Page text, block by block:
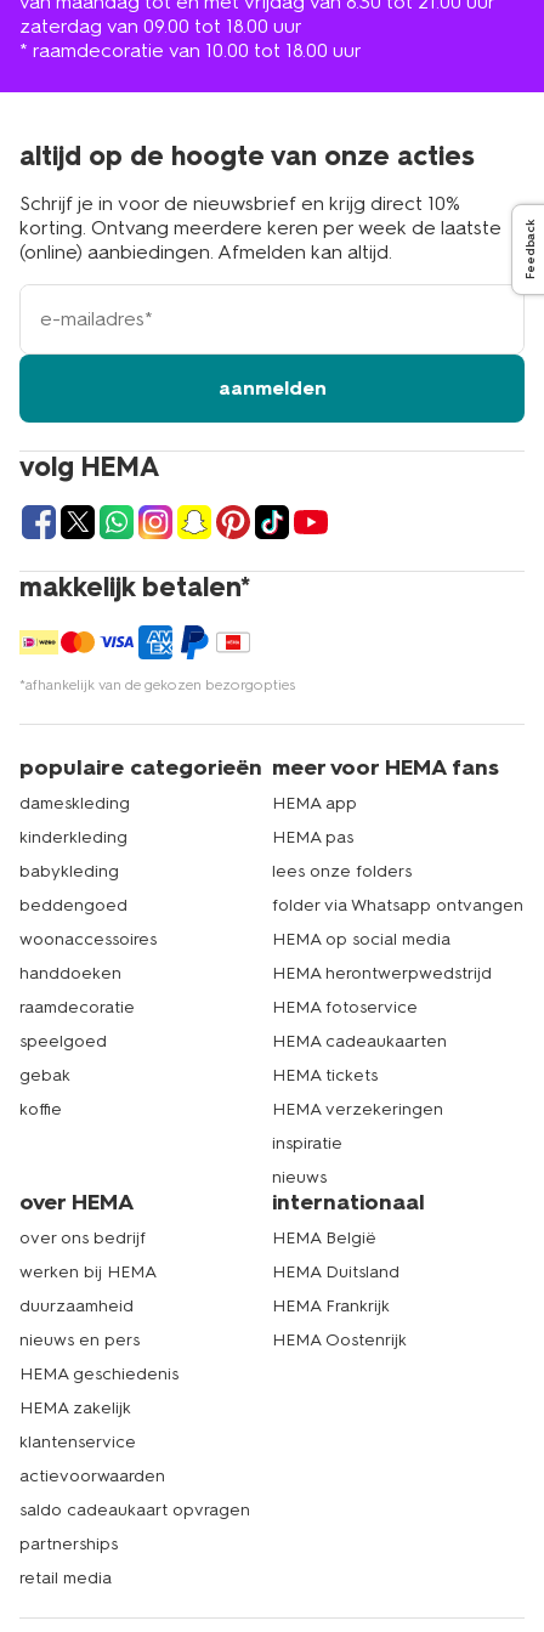
zaterdag van 09.00 tot 18.00 uur
* raamdecoratie van 10.00 tot 18.00 uur
volg HEMA
makkelijk betalen*
*afhankelijk van de gekozen bezorgopties
altijd op de hoogte van onze acties
Schrijf je in voor de nieuwsbrief en krijg direct 10%
korting. Ontvang meerdere keren per week de laatste
(online) aanbiedingen. Afmelden kan altijd.
e-
mailadres
aanmelden
populaire categorieën
dameskleding
kinderkleding
babykleding
beddengoed
woonaccessoires
handdoeken
raamdecoratie
speelgoed
gebak
koffie
meer voor HEMA fans
HEMA app
HEMA pas
lees onze folders
folder via Whatsapp ontvangen
HEMA op social media
HEMA herontwerpwedstrijd
HEMA fotoservice
HEMA cadeaukaarten
HEMA tickets
HEMA verzekeringen
inspiratie
nieuws
over HEMA
over ons bedrijf
werken bij HEMA
duurzaamheid
nieuws en pers
HEMA geschiedenis
HEMA zakelijk
klantenservice
actievoorwaarden
saldo cadeaukaart opvragen
partnerships
retail media
internationaal
HEMA België
HEMA Duitsland
HEMA Frankrijk
HEMA Oostenrijk
Feedback